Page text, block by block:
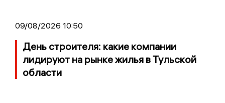
09/08/2026 10:50
День строителя: какие компании
лидируют на рынке жилья в Тульской
области